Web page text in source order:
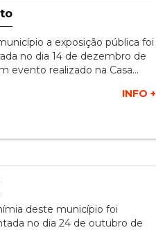
a exposição pública foi
no dia 14 de dezembro de
evento realizado na Casa…
INFO +
deste município foi
no dia 24 de outubro de